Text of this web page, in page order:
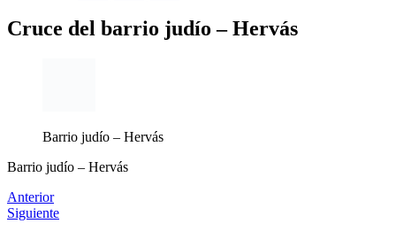
Cruce del barrio judío – Hervás
Barrio judío – Hervás
Barrio judío – Hervás
Anterior
Siguiente